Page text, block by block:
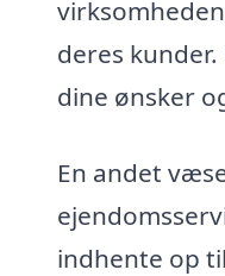
deres
dine ønsker
En andet
indhente op